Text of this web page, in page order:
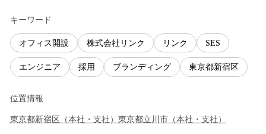
キーワード
オフィス開設 株式会社リンク リンク SES
エンジニア 採用 ブランディング 東京都新宿区
位置情報
東京都新宿区 （本社・支社 ） 東京都立川市 （本社・支社 ）